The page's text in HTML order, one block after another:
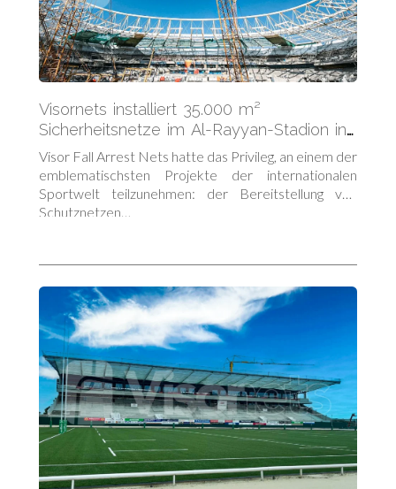
Visornets installiert 35.000 m²
Sicherheitsnetze im Al-Rayyan-Stadion in
Katar
Visor Fall Arrest Nets hatte das Privileg, an einem der
emblematischsten Projekte der internationalen
Sportwelt teilzunehmen: der Bereitstellung von
Schutznetzen…